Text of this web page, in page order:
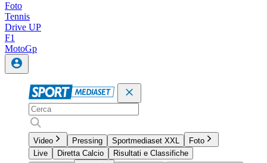
Foto
Tennis
Drive UP
F1
MotoGp
Video Pressing Sportmediaset XXL
Foto
Live
Diretta Calcio
Risultati e Classifiche